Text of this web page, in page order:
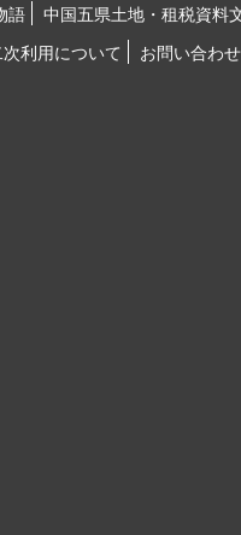
語
中国五県土地・租税資料
利用について
お問い合わせ